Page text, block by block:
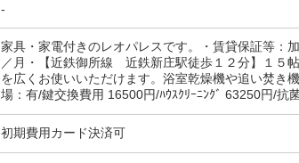
-
家具・家電付きのレオパレスです。・賃貸保証等：
／月・【近鉄御所線 近鉄新庄駅徒歩１２分】１５
を広くお使いいただけます。浴室乾燥機や追い焚き
場：有/鍵交換費用 16500円/ﾊｳｽｸﾘｰﾆﾝｸﾞ 63250円/抗
初期費用カード決済可